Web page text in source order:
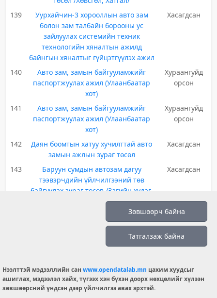
139
Уурхайчин-3 хорооллын авто зам
болон зам талбайн борооны ус
зайлуулах системийн техник
технологийн хяналтын ажилд
байнгын хяналтыг гүйцэтгүүлэх ажил
Хасагдсан
140
Авто зам, замын байгууламжийг
паспортжуулах ажил (Улаанбаатар
хот)
Хураангуйд
орсон
141
Авто зам, замын байгууламжийг
паспортжуулах ажил (Улаанбаатар
хот)
Хураангуйд
орсон
142
Даян боомтын хатуу хучилттай авто
замын ажлын зураг төсөл
Хасагдсан
143
Баруун сумдын автозам дагуу
тээвэрчдийн үйлчилгээний төв
байгуулах зураг төсөв /Загийн худаг,
өндөр хүчдэл огтлолцол дээр/
Хасагдсан
Алтанцөгц сумын Хар үзүүрийн
гүүрийн зураг төсөл
Хураангуйд
орсон
Сумын төвийн авто замын зураг төсөв
Хураангуйд
146
Баруун сумдын автозам дагуу
тээвэрчдийн үйлчилгээний төв
байгуулах зураг төсөв /Загийн худаг,
Хасагдсан
Зөвшөөрч байна
Татгалзаж байна
Нээлттэй мэдээллийн сан www.opendatalab.mn цахим хуудсыг
ашиглах, мэдээлэл хайх, түгээх хэн бүхэн доорх нөхцөлийг хүлээн
зөвшөөрсний үндсэн дээр үйлчилгээ авах эрхтэй.